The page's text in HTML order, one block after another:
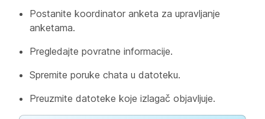
Postanite koordinator anketa za upravljanje
anketama.
Pregledajte povratne informacije.
Spremite poruke chata u datoteku.
Preuzmite datoteke koje izlagač objavljuje.